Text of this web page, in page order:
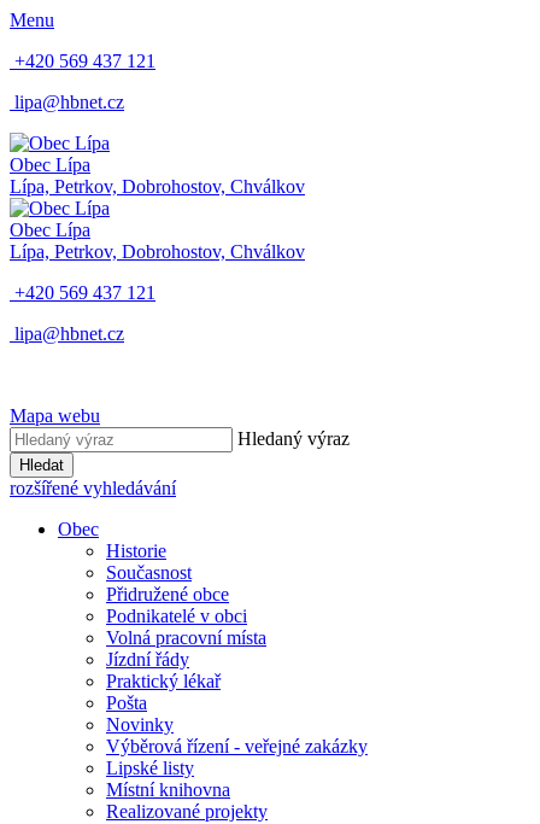
Menu
+420 569 437 121
lipa@hbnet.cz
Obec Lípa
Lípa, Petrkov, Dobrohostov, Chválkov
Obec Lípa
Lípa, Petrkov, Dobrohostov, Chválkov
+420 569 437 121
lipa@hbnet.cz
Mapa webu
Hledaný výraz
Hledat
rozšířené vyhledávání
Obec
Historie
Současnost
Přidružené obce
Podnikatelé v obci
Volná pracovní místa
Jízdní řády
Praktický lékař
Pošta
Novinky
Výběrová řízení - veřejné zakázky
Lipské listy
Místní knihovna
Realizované projekty